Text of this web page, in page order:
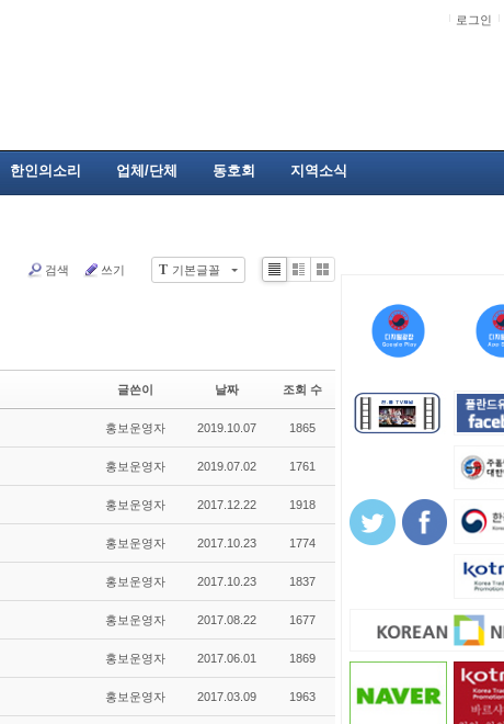
로그인
한인의소리 업체/단체 동호회 지역소식
T 기본글꼴
검색 쓰기
Li
Zi
G
글쓴이 날짜 조회 수
홍보운영자 2019.10.07 1865
홍보운영자 2019.07.02 1761
홍보운영자 2017.12.22 1918
홍보운영자 2017.10.23 1774
홍보운영자 2017.10.23 1837
홍보운영자 2017.08.22 1677
홍보운영자 2017.06.01 1869
홍보운영자 2017.03.09 1963